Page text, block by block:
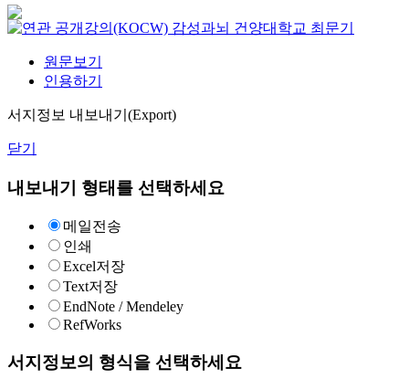
감성과뇌 건양대학교 최문기
원문보기
인용하기
서지정보 내보내기(Export)
닫기
내보내기 형태를 선택하세요
메일전송
인쇄
Excel저장
Text저장
EndNote / Mendeley
RefWorks
서지정보의 형식을 선택하세요